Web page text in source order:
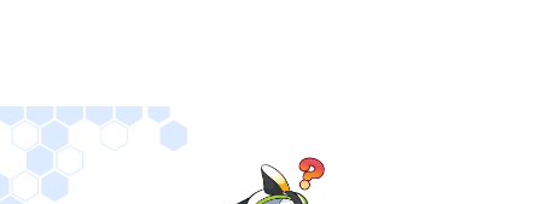
明光義塾西船橋教室
京成電鉄本線 京成西船駅 徒歩2分
明光義塾芝山教室